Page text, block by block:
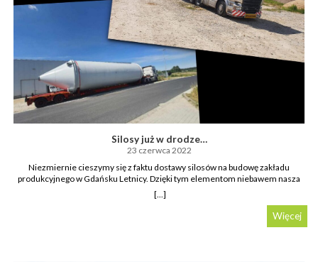
Silosy już w drodze…
23 czerwca 2022
Niezmiernie cieszymy się z faktu dostawy silosów na budowę zakładu
produkcyjnego w Gdańsku Letnicy. Dzięki tym elementom niebawem nasza
budowa osiągnie najwyższy punkt spośród obiektów sąsiadujących.
[...]
Więcej